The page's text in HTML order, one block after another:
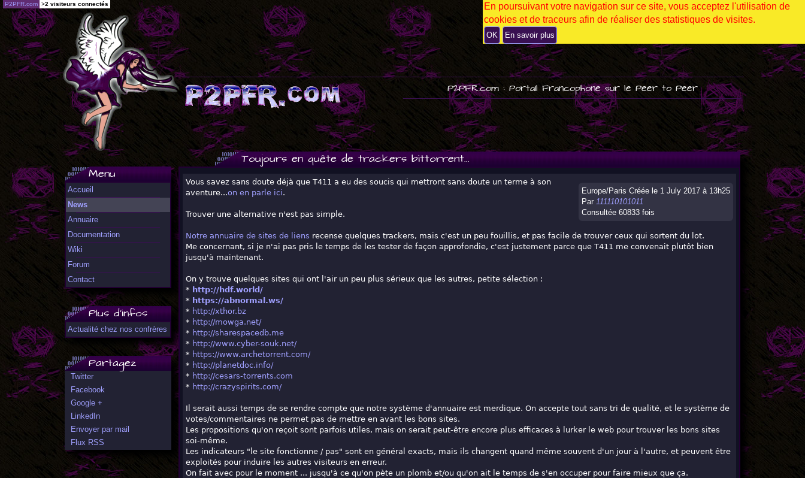
P
U
B
P2PFR.com : Portail Francophone sur le Peer to Peer
Menu
Accueil
News
Annuaire
Documentation
Wiki
Forum
Contact
Plus d'infos
Actualité chez nos confrères
Partagez
Twitter
Facebook
Google +
LinkedIn
Envoyer par mail
Flux RSS
Toujours en quête de trackers bittorrent...
Europe/Paris Créée le 1 July 2017 à 13h25
Par 111110101011
Consultée 60833 fois
Vous savez sans doute déjà que T411 a eu des soucis qui mettront sans doute un terme à son
aventure...on en parle ici.
Trouver une alternative n'est pas simple.
Notre annuaire de sites de liens recense quelques trackers, mais c'est un peu fouillis, et pas facile de trouver ceux qui sortent du lot.
Me concernant, si je n'ai pas pris le temps de les tester de façon approfondie, c'est justement parce que T411 me convenait plutôt bien
jusqu'à maintenant.
On y trouve quelques sites qui ont l'air un peu plus sérieux que les autres, petite sélection :
* http://hdf.world/
* https://abnormal.ws/
* http://xthor.bz
* http://mowga.net/
* http://sharespacedb.me
* http://www.cyber-souk.net/
* https://www.archetorrent.com/
* http://planetdoc.info/
* http://cesars-torrents.com
* http://crazyspirits.com/
Il serait aussi temps de se rendre compte que notre système d'annuaire est merdique. On accepte tout sans tri de qualité, et le système de
votes/commentaires ne permet pas de mettre en avant les bons sites.
Les propositions qu'on reçoit sont parfois utiles, mais on serait peut-être encore plus efficaces à lurker le web pour trouver les bons sites
soi-même.
Les indicateurs "le site fonctionne / pas" sont en général exacts, mais ils changent quand même souvent d'un jour à l'autre, et peuvent être
exploités pour induire les autres visiteurs en erreur.
On fait avec pour le moment ... jusqu'à ce qu'on pète un plomb et/ou qu'on ait le temps de s'en occuper pour faire mieux que ça.
P2PFR.com >2 visiteurs connectés
En poursuivant votre navigation sur ce site, vous acceptez l'utilisation de
cookies et de traceurs afin de réaliser des statistiques de visites.
OK En savoir plus